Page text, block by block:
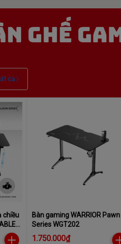
cả
chiều
-
Bàn gaming WARRIOR Pawn
Series WGT202
1.750.000₫